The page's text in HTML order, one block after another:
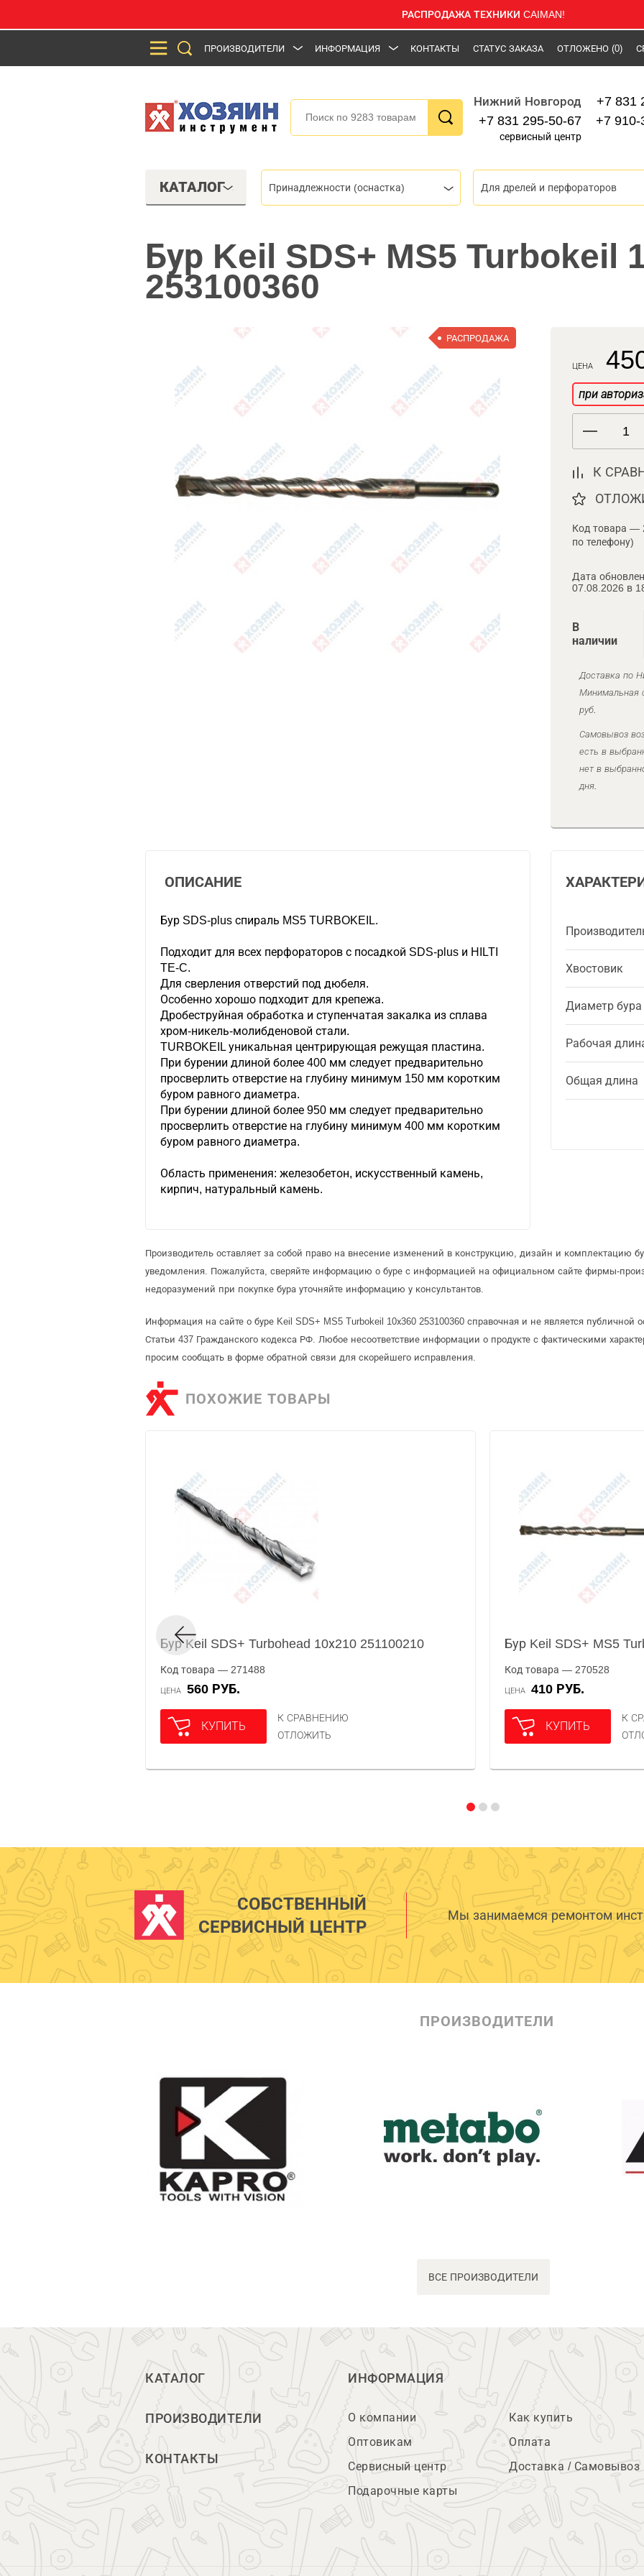
РАСПРОДАЖА ТЕХНИКИ CAIMAN!
ПРОИЗВОДИТЕЛИ ИНФОРМАЦИЯ КОНТАКТЫ СТАТУС ЗАКАЗА ОТЛОЖЕНО (0)
Нижний Новгород
+7 831 295-50-67
сервисный центр
+7 831
+7 910-
КАТАЛОГ Принадлежности (оснастка) Для дрелей и перфораторов
Бур Keil SDS+ MS5 Turbokeil
253100360
РАСПРОДАЖА
ЦЕНА
при
К
Код товара —
по телефону)
Дата
07.08.2026 в
В
наличии
Доставка по
Минимальная
руб.
Самовывоз
есть в
нет в
дня.
Хвостовик
Диаметр бура
Рабочая
Общая длина
ОПИСАНИЕ
Бур SDS-plus спираль MS5 TURBOKEIL.
Подходит для всех перфораторов с посадкой SDS-plus и HILTI
TE-C.
Для сверления отверстий под дюбеля.
Особенно хорошо подходит для крепежа.
Дробеструйная обработка и ступенчатая закалка из сплава
хром-никель-молибденовой стали.
TURBOKEIL уникальная центрирующая режущая пластина.
При бурении длиной более 400 мм следует предварительно
просверлить отверстие на глубину минимум 150 мм коротким
буром равного диаметра.
При бурении длиной более 950 мм следует предварительно
просверлить отверстие на глубину минимум 400 мм коротким
буром равного диаметра.
Область применения: железобетон, искусственный камень,
кирпич, натуральный камень.
Производитель оставляет за собой право на внесение изменений в конструкцию, дизайн и комплектацию
уведомления. Пожалуйста, сверяйте информацию о буре с информацией на официальном сайте фирмы-
недоразумений при покупке бура уточняйте информацию у консультантов.
Информация на сайте о буре Keil SDS+ MS5 Turbokeil 10х360 253100360 справочная и не является
Статьи 437 Гражданского кодекса РФ. Любое несоответствие информации о продукте с фактическими
просим сообщать в форме обратной связи для скорейшего исправления.
ПОХОЖИЕ ТОВАРЫ
Бур Keil SDS+ Turbohead 10х210 251100210
Код товара — 271488
ЦЕНА 560 РУБ.
КУПИТЬ
К СРАВНЕНИЮ
ОТЛОЖИТЬ
Бур Keil SDS+ MS5
Код товара — 270528
ЦЕНА 410 РУБ.
КУПИТЬ
К
СОБСТВЕННЫЙ
СЕРВИСНЫЙ ЦЕНТР
Мы занимаемся ремонтом
ПРОИЗВОДИТЕЛИ
ВСЕ ПРОИЗВОДИТЕЛИ
КАТАЛОГ
ПРОИЗВОДИТЕЛИ
КОНТАКТЫ
ИНФОРМАЦИЯ
О компании
Оптовикам
Сервисный центр
Подарочные карты
Как купить
Оплата
Доставка / Самовывоз